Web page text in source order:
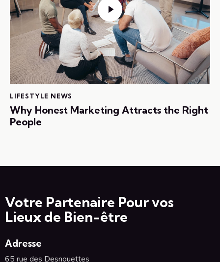
LIFESTYLE NEWS
Why Honest Marketing Attracts the Right
People
Votre Partenaire Pour vos
Lieux de Bien-être
Adresse
65 rue des Desnouettes